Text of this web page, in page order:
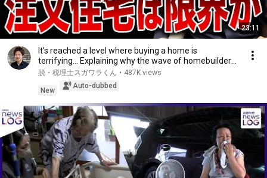
23:11
It’s reached a level where buying a home is
terrifying… Explaining why the wave of homebuilder
ba...
脱・税理士スガワラくん • 487K views
New
Auto-dubbed